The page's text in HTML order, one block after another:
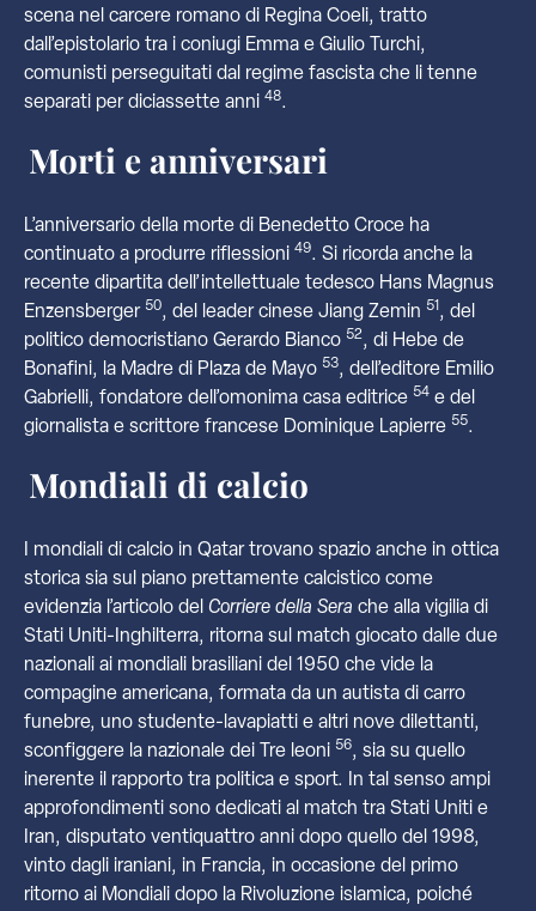
scena nel carcere romano di Regina Coeli, tratto
dall’epistolario tra i coniugi Emma e Giulio Turchi,
comunisti perseguitati dal regime fascista che li tenne
separati per diciassette anni 48.
Morti e anniversari
L’anniversario della morte di Benedetto Croce ha
continuato a produrre riflessioni 49. Si ricorda anche la
recente dipartita dell’intellettuale tedesco Hans Magnus
Enzensberger 50, del leader cinese Jiang Zemin 51, del
politico democristiano Gerardo Bianco 52, di Hebe de
Bonafini, la Madre di Plaza de Mayo 53, dell’editore Emilio
Gabrielli, fondatore dell’omonima casa editrice 54 e del
giornalista e scrittore francese Dominique Lapierre 55.
Mondiali di calcio
I mondiali di calcio in Qatar trovano spazio anche in ottica
storica sia sul piano prettamente calcistico come
evidenzia l’articolo del Corriere della Sera che alla vigilia di
Stati Uniti-Inghilterra, ritorna sul match giocato dalle due
nazionali ai mondiali brasiliani del 1950 che vide la
compagine americana, formata da un autista di carro
funebre, uno studente-lavapiatti e altri nove dilettanti,
sconfiggere la nazionale dei Tre leoni 56, sia su quello
inerente il rapporto tra politica e sport. In tal senso ampi
approfondimenti sono dedicati al match tra Stati Uniti e
Iran, disputato ventiquattro anni dopo quello del 1998,
vinto dagli iraniani, in Francia, in occasione del primo
ritorno ai Mondiali dopo la Rivoluzione islamica, poiché